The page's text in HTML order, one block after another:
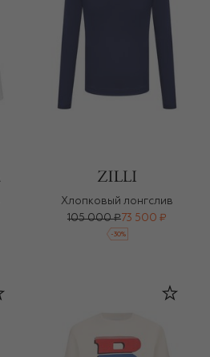
Хлопковый лонгслив
105 000 ₽73 500 ₽
-30%